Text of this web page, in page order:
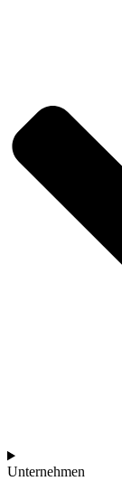
Unternehmen